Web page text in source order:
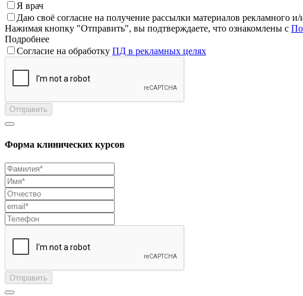
Я врач
Даю своё согласие на получение рассылки материалов рекламного
Нажимая кнопку "Отправить", вы подтверждаете, что ознакомлены с
Подробнее
Согласие на обработку ПД в рекламных целях
Отправить
Форма клинических курсов
Отправить